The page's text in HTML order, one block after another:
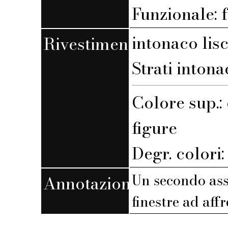
Funzionale:
Rivestimentointonaco
Strati
Colore
figure
Degr.
AnnotazioniUn secondo
finestre ad